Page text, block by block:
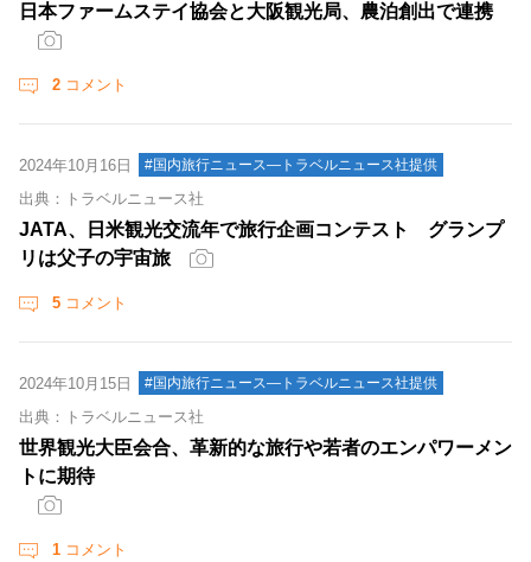
日本ファームステイ協会と大阪観光局、農泊創出で連携
2 コメント
2024年10月16日 #国内旅行ニュース―トラベルニュース社提供
出典：トラベルニュース社
JATA、日米観光交流年で旅行企画コンテスト グランプ
リは父子の宇宙旅
5 コメント
2024年10月15日 #国内旅行ニュース―トラベルニュース社提供
出典：トラベルニュース社
世界観光大臣会合、革新的な旅行や若者のエンパワーメン
トに期待
1 コメント